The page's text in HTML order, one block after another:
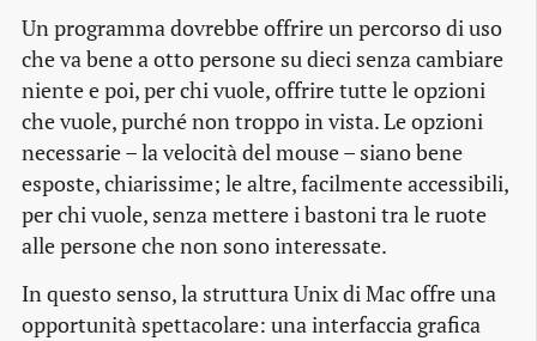
Un programma dovrebbe offrire un percorso di uso
che va bene a otto persone su dieci senza cambiare
niente e poi, per chi vuole, offrire tutte le opzioni
che vuole, purché non troppo in vista. Le opzioni
necessarie – la velocità del mouse – siano bene
esposte, chiarissime; le altre, facilmente accessibili,
per chi vuole, senza mettere i bastoni tra le ruote
alle persone che non sono interessate.
In questo senso, la struttura Unix di Mac offre una
opportunità spettacolare: una interfaccia grafica